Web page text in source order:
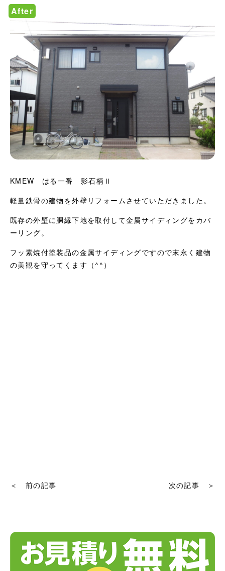
KMEW はる一番 影石柄Ⅱ
軽量鉄骨の建物を外壁リフォームさせていただきました。
既存の外壁に胴縁下地を取付して金属サイディングをカバ
ーリング。
フッ素焼付塗装品の金属サイディングですので末永く建物
の美観を守ってくます（^^）
＜ 前の記事 次の記事 ＞